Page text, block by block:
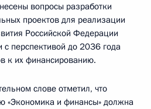
вопросы разработки
проектов для реализации
Российской Федерации
перспективой до 2036 года
к их финансированию.
слове отметил, что
«Экономика и финансы» должна